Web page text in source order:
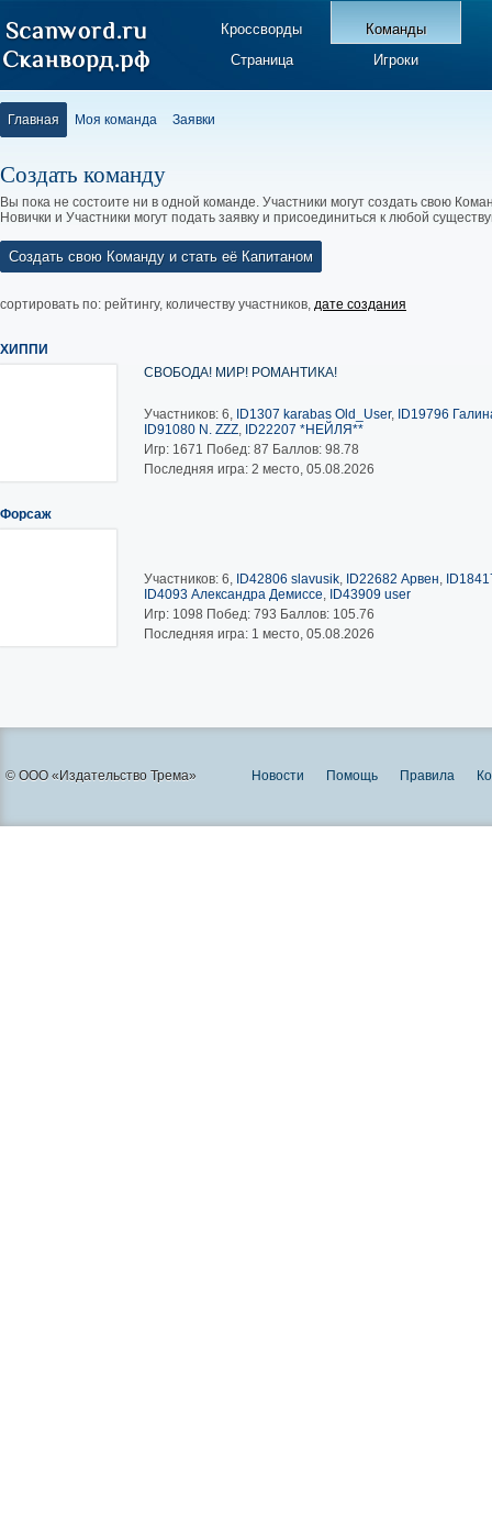
Кроссворды
Команды
Страница
Игроки
Главная Моя команда Заявки
Создать команду
Вы пока не состоите ни в одной команде. Участники могут создать свою
Новички и Участники могут подать заявку и присоединиться к любой
Создать свою Команду и стать её Капитаном
сортировать по: рейтингу, количеству участников, дате создания
ХИППИ
СВОБОДА! МИР! РОМАНТИКА!
Участников: 6, ID1307 karabas Old_User, ID19796
ID91080 N. ZZZ, ID22207 *НЕЙЛЯ**
Игр: 1671 Побед: 87 Баллов: 98.78
Последняя игра: 2 место, 05.08.2026
Форсаж
Участников: 6, ID42806 slavusik, ID22682 Арвен,
ID4093 Александра Демиссе, ID43909 user
Игр: 1098 Побед: 793 Баллов: 105.76
Последняя игра: 1 место, 05.08.2026
© ООО «Издательство Трема» Новости Помощь Правила